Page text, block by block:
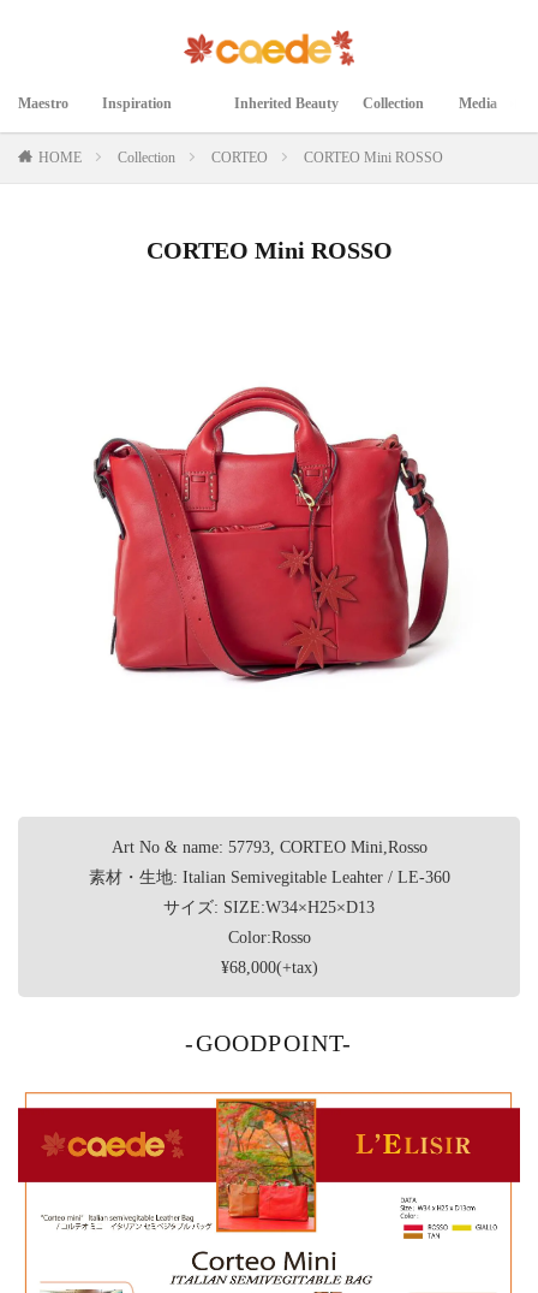
Maestro
マエストロ
Inspiration
インスピレーション
Inherited Beauty
継承された美
Collection
コレクション
Media
メディア掲載
HOME Collection CORTEO CORTEO Mini ROSSO
CORTEO Mini ROSSO
Art No & name: 57793, CORTEO Mini,Rosso
素材・生地: Italian Semivegitable Leahter / LE-360
サイズ: SIZE:W34×H25×D13
Color:Rosso
¥68,000(+tax)
-GOODPOINT-